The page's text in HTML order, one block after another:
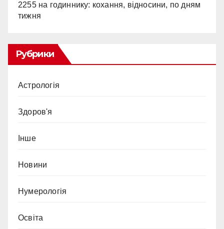
2255 на годиннику: кохання, відносини, по дням
тижня
Рубрики
Астрологія
Здоров'я
Інше
Новини
Нумерологія
Освіта